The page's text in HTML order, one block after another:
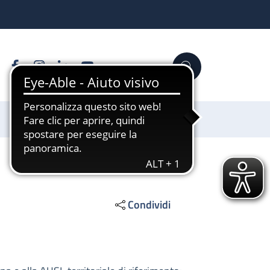
FacebookInstagram
LinkedinYouTube Cerca
Sostienici
Condividi